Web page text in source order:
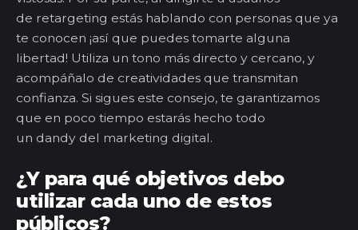
de retargeting estás hablando con personas que ya
te conocen ¡así que puedes tomarte alguna
libertad! Utiliza un tono más directo y cercano, y
acompáñalo de creatividades que transmitan
confianza. Si sigues este consejo, te garantizamos
que en poco tiempo estarás hecho todo
un dandy del marketing digital.
¿Y para quéobjetivos debo
utilizar cada uno de estos
públicos?